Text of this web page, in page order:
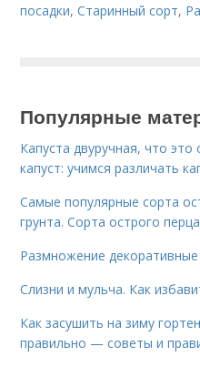
посадки,Старинный сорт,
Популярные
Капуста двуручная, что
капуст: учимся различать
Самые популярные сорта
грунта. Сорта острого
Размножение декоративные
Слизни и мульча. Как
Как засушить на зиму
правильно — советы и